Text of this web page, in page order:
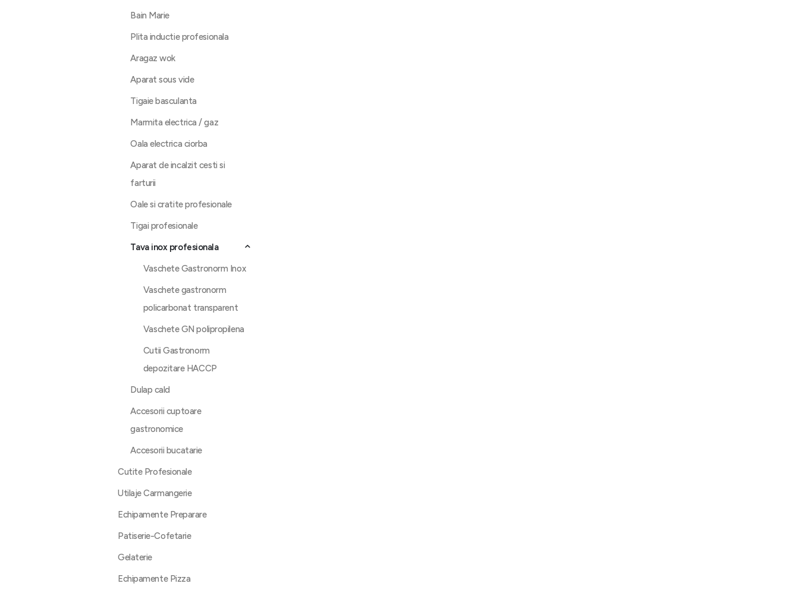
Bain Marie
Plita inductie profesionala
Aragaz wok
Aparat sous vide
Tigaie basculanta
Marmita electrica / gaz
Oala electrica ciorba
Aparat de incalzit cesti si
farturii
Oale si cratite profesionale
Tigai profesionale
Tava inox profesionala
Vaschete Gastronorm Inox
Vaschete gastronorm
policarbonat transparent
Vaschete GN polipropilena
Cutii Gastronorm
depozitare HACCP
Dulap cald
Accesorii cuptoare
gastronomice
Accesorii bucatarie
Cutite Profesionale
Utilaje Carmangerie
Echipamente Preparare
Patiserie-Cofetarie
Gelaterie
Echipamente Pizza